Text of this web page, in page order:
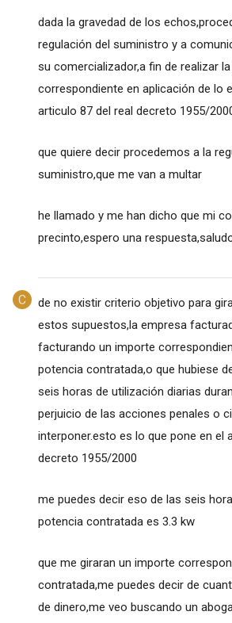
dada la gravedad de los
regulación del suministro y a
su comercializador,a fin de realizar
correspondiente en aplicación de lo
articulo 87 del real decreto 1955/
que quiere decir procedemos a la
suministro,que me van a multar
he llamado y me han dicho que mi
precinto,espero una
de no existir criterio objetivo para
estos supuestos,la empresa
facturando un importe
potencia contratada,o que hubiese
seis horas de utilización diarias
perjuicio de las acciones penales o
interponer.esto es lo que pone en el
decreto 1955/2000
me puedes decir eso de las seis
potencia contratada es 3.3 kw
que me giraran un importe
contratada,me puedes decir de
de dinero,me veo buscando un